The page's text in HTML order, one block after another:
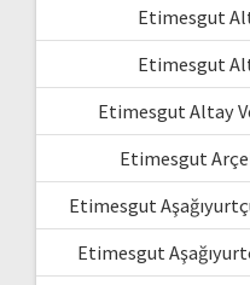
Etimesgut
Etimesgut
Etimesgut Altay
Etimesgut
Etimesgut
Etimesgut